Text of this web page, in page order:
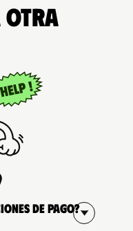
otra
de pago?